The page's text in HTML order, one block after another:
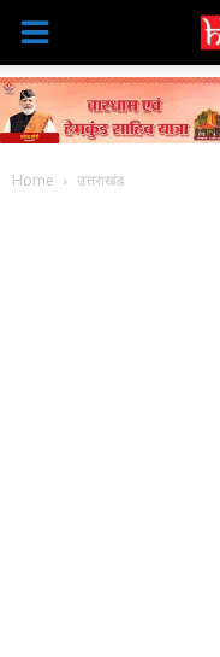
Home उत्तराखंड